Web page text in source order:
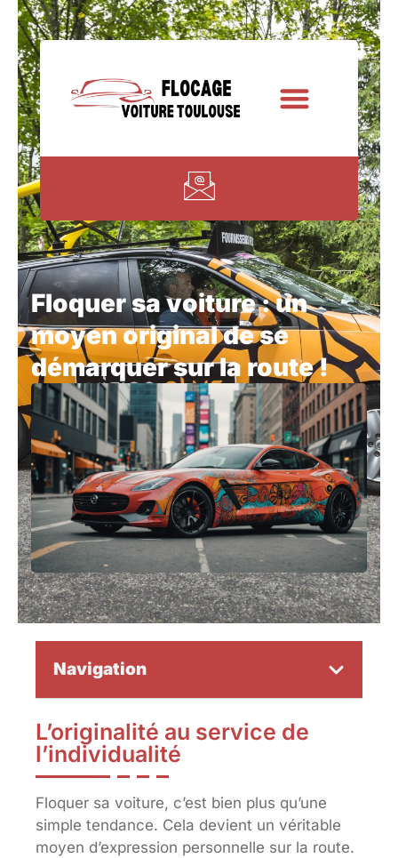
Floquer sa voiture : un
moyen original de se
démarquer sur la route !
Navigation
L’originalité au service de
l’individualité
Floquer sa voiture, c’est bien plus qu’une
simple tendance. Cela devient un véritable
moyen d’expression personnelle sur la route.